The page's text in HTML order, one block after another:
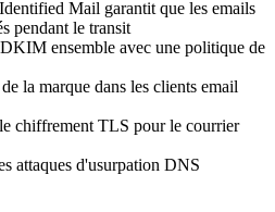
Mail garantit que les emails
pendant le transit
ensemble avec une politique de
la marque dans les clients email
chiffrement TLS pour le courrier
attaques d'usurpation DNS